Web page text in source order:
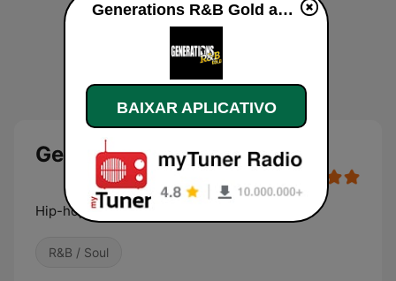
Generations R&B Gold
Hip-hop soul radio
R&B / Soul
Generations R&B Gold ao vivo
BAIXAR APLICATIVO